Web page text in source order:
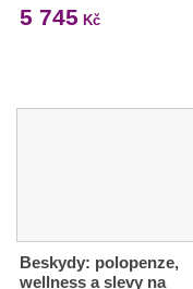
5 745 Kč
Beskydy: polopenze,
wellness a slevy na